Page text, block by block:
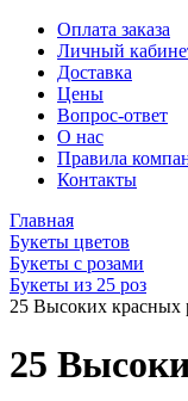
Оплата заказа
Личный
Доставка
Цены
Вопрос-ответ
О нас
Правила
Контакты
Главная
Букеты цветов
Букеты с розами
Букеты из 25 роз
25 Высоких красных
25